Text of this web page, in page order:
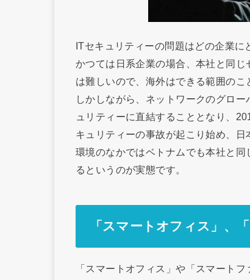
ITセキュリティーの問題はどの企業に
かつては日系企業の場合、本社と同
は難しいので、海外はできる範囲のこ
しかしながら、ネットワークのグロ
ュリティーに直結することとなり、
キュリティーの事故が起こり始め、
環境のなかではベトナムでも本社と
るというのが実態です。
「スマートオフィス」、
「スマートオフィス」や「スマート